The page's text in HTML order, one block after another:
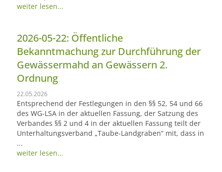
weiter lesen...
2026-05-22: Öffentliche
Bekanntmachung zur Durchführung der
Gewässermahd an Gewässern 2.
Ordnung
22.05.2026
Entsprechend der Festlegungen in den §§ 52, 54 und 66
des WG-LSA in der aktuellen Fassung, der Satzung des
Verbandes §§ 2 und 4 in der aktuellen Fassung teilt der
Unterhaltungsverband „Taube-Landgraben“ mit, dass in
...
weiter lesen...